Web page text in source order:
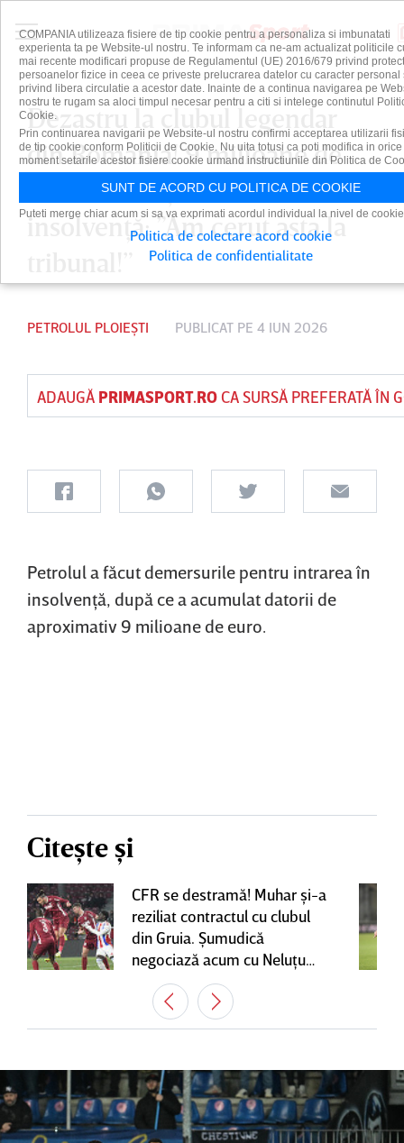
Dezastru la clubul legendar
din România! 9 milioane de
euro datorii şi intrare în
insolvenţă: ”Am cerut asta la
PETROLUL PLOIEȘTI PUBLICAT PE 4 IUN 2026
ADAUGĂ PRIMASPORT.ROCA SURSĂ PREFERATĂ ÎN
Petrolul a făcut demersurile pentru intrarea în
insolvenţă, după ce a acumulat datorii de
aproximativ 9 milioane de euro.
Citește și
CFR se destramă! Muhar şi-a
reziliat contractul cu clubul
din Gruia. Şumudică
negociază acum cu Neluţu
Varga, care mai are o
variantă pentru banca tehnică
| EXCLUSIV
COMPANIA utilizeaza fisiere de tip cookie pentru a personaliza si imbunatati
experienta ta pe Website-ul nostru. Te informam ca ne-am actualizat politicile
mai recente modificari propuse de Regulamentul (UE) 2016/679 privind
persoanelor fizice in ceea ce priveste prelucrarea datelor cu caracter personal
privind libera circulatie a acestor date. Inainte de a continua navigarea pe
nostru te rugam sa aloci timpul necesar pentru a citi si intelege continutul
Cookie.
Prin continuarea navigarii pe Website-ul nostru confirmi acceptarea utilizarii
de tip cookie conform Politicii de Cookie. Nu uita totusi ca poti modifica in orice
moment setarile acestor fisiere cookie urmand instructiunile din Politica de
SUNT DE ACORD CU POLITICA DE COOKIE
Puteti merge chiar acum si sa va exprimati acordul individual la nivel de
Politica de colectare acord cookie
Politica de confidentialitate